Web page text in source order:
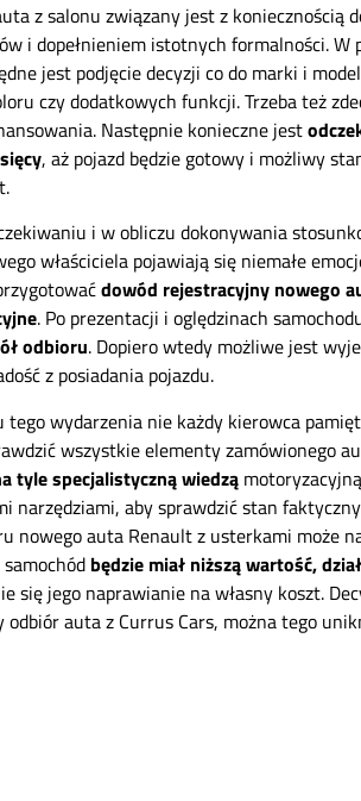
z salonu związany jest z koniecznością
i dopełnieniem istotnych formalności. W
jest podjęcie decyzji co do marki i
czy dodatkowych funkcji. Trzeba też
Następnie konieczne jest
, aż pojazd będzie gotowy i możliwy
i w obliczu dokonywania
właściciela pojawiają się niemałe
dowód rejestracyjny nowego
. Po prezentacji i oględzinach
odbioru. Dopiero wtedy możliwe jest
z posiadania pojazdu.
tego wydarzenia nie każdy kierowca
wszystkie elementy zamówionego
tyle specjalistyczną wiedzą
narzędziami, aby sprawdzić stan
nowego auta Renault z usterkami może
będzie miał niższą wartość,
się jego naprawianie na własny koszt.
odbiór auta z Currus Cars, można tego